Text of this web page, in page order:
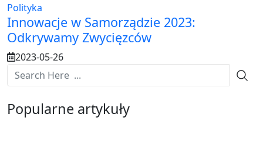
Polityka
Innowacje w Samorządzie 2023:
Odkrywamy Zwycięzców
2023-05-26
Popularne artykuły